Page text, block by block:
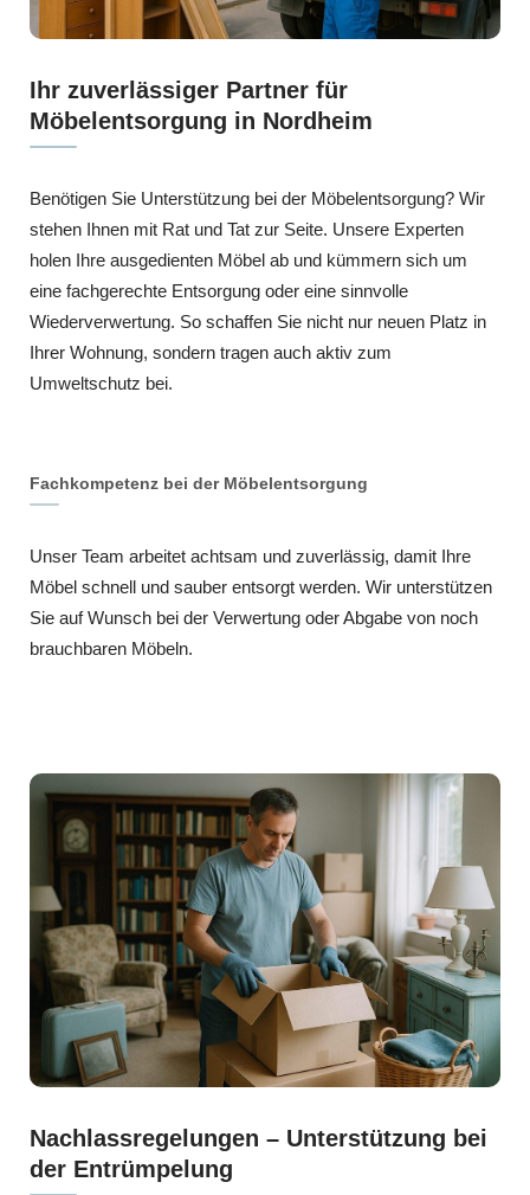
Ihr zuverlässiger Partner für
Möbelentsorgung in Nordheim
Benötigen Sie Unterstützung bei der Möbelentsorgung? Wir
stehen Ihnen mit Rat und Tat zur Seite. Unsere Experten
holen Ihre ausgedienten Möbel ab und kümmern sich um
eine fachgerechte Entsorgung oder eine sinnvolle
Wiederverwertung. So schaffen Sie nicht nur neuen Platz in
Ihrer Wohnung, sondern tragen auch aktiv zum
Umweltschutz bei.
Fachkompetenz bei der Möbelentsorgung
Unser Team arbeitet achtsam und zuverlässig, damit Ihre
Möbel schnell und sauber entsorgt werden. Wir unterstützen
Sie auf Wunsch bei der Verwertung oder Abgabe von noch
brauchbaren Möbeln.
Nachlassregelungen – Unterstützung bei
der Entrümpelung